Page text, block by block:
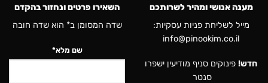
מענה אנושי ומהיר לשרותכם
מייל לשליחת פניות עסקיות:
info@pinookim.co.il
חדש! פינוקים סניף מודיעין ישפרו
סנטר
השאירו פרטים ונחזור בהקדם
שדה המסומן ב* הוא שדה חובה
שם מלא*